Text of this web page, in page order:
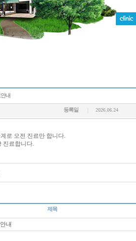
내
등록일 2026.06.24
로 오전 진료만 합니다.
진료합니다.
제목
내